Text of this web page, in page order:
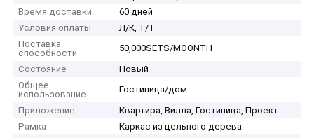
Время доставки
60 дней
Условия оплаты
Л/К, Т/Т
Поставка
способности
50,000SETS/MOONTH
Состояние
Новый
Общее
использование
Гостиница/дом
Приложение
Квартира, Вилла, Гостиница, Проект
Рамка
Каркас из цельного дерева